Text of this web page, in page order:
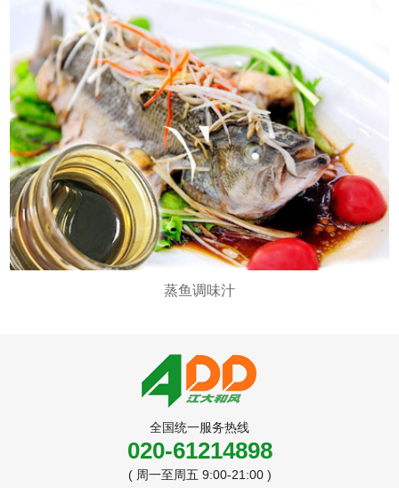
金汤酸菜汤底
全国统一服务热线
020-61214898
( 周一至周五 9:00-21:00 )